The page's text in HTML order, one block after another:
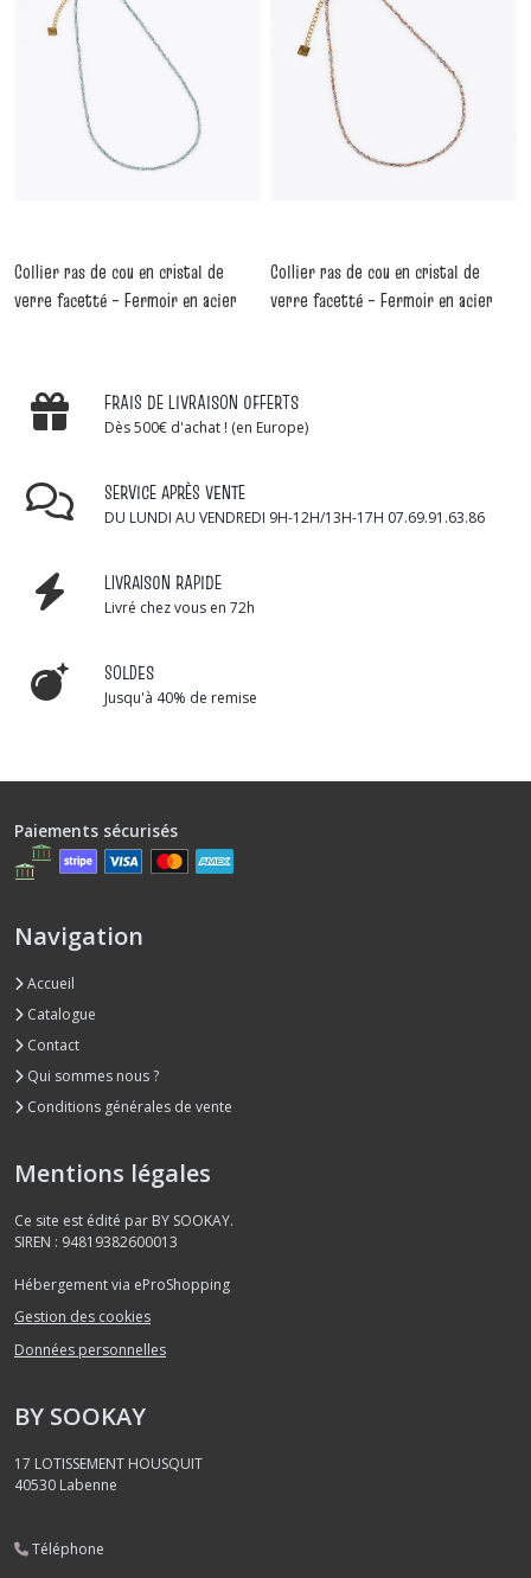
Collier ras de cou en cristal de
verre facetté – Fermoir en acier
Collier ras de cou en cristal de
verre facetté – Fermoir en acier
FRAIS DE LIVRAISON OFFERTS
Dès 500€ d'achat ! (en Europe)
SERVICE APRÈS VENTE
DU LUNDI AU VENDREDI 9H-12H/13H-17H 07.69.91.63.86
LIVRAISON RAPIDE
Livré chez vous en 72h
SOLDES
Jusqu'à 40% de remise
Paiements sécurisés
Navigation
Accueil
Catalogue
Contact
Qui sommes nous ?
Conditions générales de vente
Mentions légales
Ce site est édité par BY SOOKAY.
SIREN : 94819382600013
Hébergement via eProShopping
Gestion des cookies
Données personnelles
BY SOOKAY
17 LOTISSEMENT HOUSQUIT
40530 Labenne
Téléphone